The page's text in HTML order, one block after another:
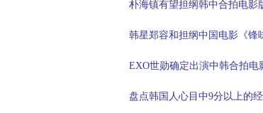
朴海镇有望担纲韩中合拍电影
韩星郑容和担纲中国电影《锋
EXO世勋确定出演中韩合拍电
盘点韩国人心目中9分以上的